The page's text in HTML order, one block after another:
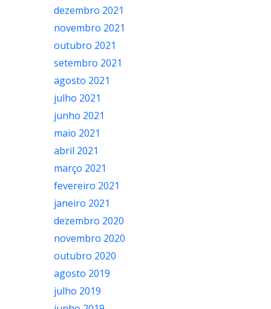
dezembro 2021
novembro 2021
outubro 2021
setembro 2021
agosto 2021
julho 2021
junho 2021
maio 2021
abril 2021
março 2021
fevereiro 2021
janeiro 2021
dezembro 2020
novembro 2020
outubro 2020
agosto 2019
julho 2019